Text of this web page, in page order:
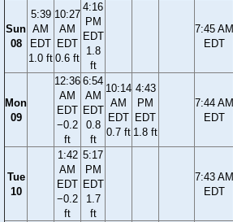
Sun
08
5:39
AM
EDT
1.0 ft
10:27
AM
EDT
0.6 ft
4:16
PM
EDT
1.8
ft
7:45 AM
EDT
Mon
09
12:36
AM
EDT
−0.2
ft
6:54
AM
EDT
0.8
ft
10:14
AM
EDT
0.7 ft
4:43
PM
EDT
1.8 ft
7:44 AM
EDT
Tue
10
1:42
AM
EDT
−0.2
ft
5:17
PM
EDT
1.7
ft
7:43 AM
EDT